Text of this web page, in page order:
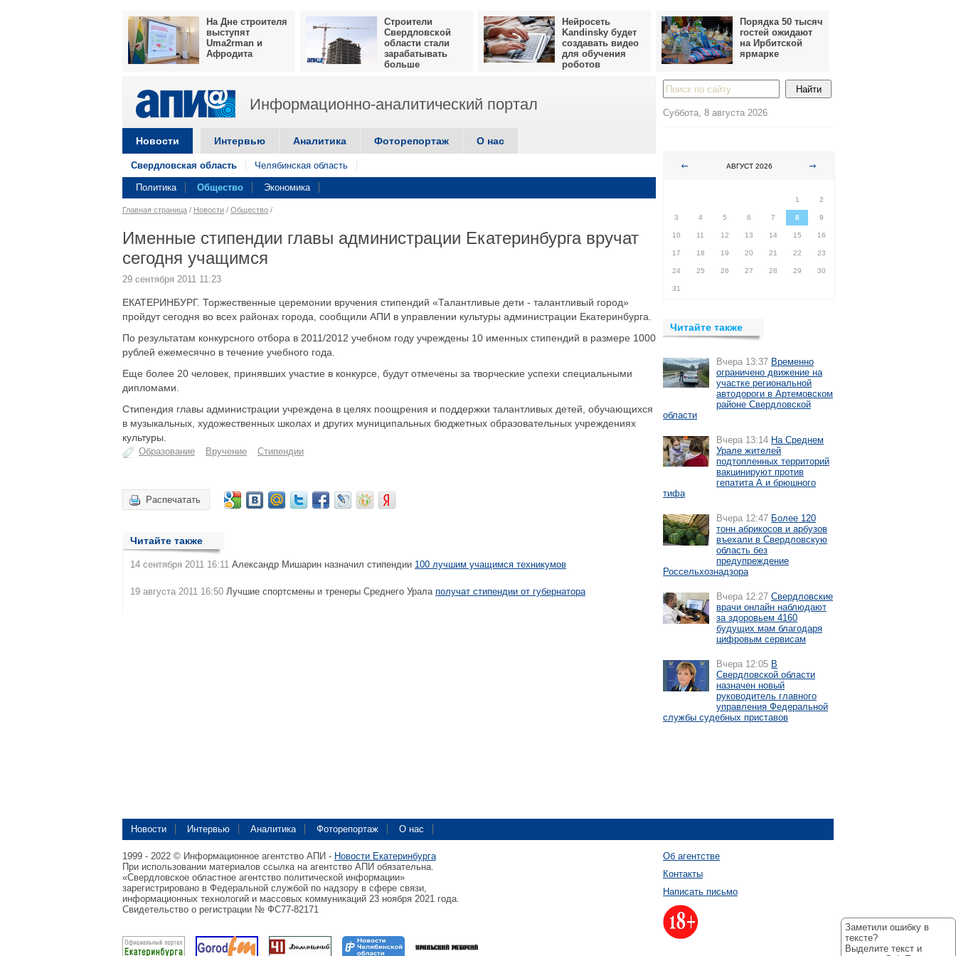
На Дне строителя
выступят
Uma2rman и
Афродита
Строители
Свердловской
области стали
зарабатывать
больше
Нейросеть
Kandinsky будет
создавать видео
для обучения
роботов
Порядка 50 тысяч
гостей ожидают
на Ирбитской
ярмарке
Информационно-аналитический портал
Новости Интервью Аналитика Фоторепортаж О нас
Свердловская область Челябинская область
Политика Общество Экономика
Главная страница / Новости / Общество /
Именные стипендии главы администрации Екатеринбурга вручат
сегодня учащимся
29 сентября 2011 11:23
ЕКАТЕРИНБУРГ. Торжественные церемонии вручения стипендий «Талантливые дети - талантливый город»
пройдут сегодня во всех районах города, сообщили АПИ в управлении культуры администрации Екатеринбурга.
По результатам конкурсного отбора в 2011/2012 учебном году учреждены 10 именных стипендий в размере 1000
рублей ежемесячно в течение учебного года.
Еще более 20 человек, принявших участие в конкурсе, будут отмечены за творческие успехи специальными
дипломами.
Стипендия главы администрации учреждена в целях поощрения и поддержки талантливых детей, обучающихся
в музыкальных, художественных школах и других муниципальных бюджетных образовательных учреждениях
культуры.
Образование Вручение Стипендии
Распечатать
Читайте также
14 сентября 2011 16:11 Александр Мишарин назначил стипендии 100 лучшим учащимся техникумов
19 августа 2011 16:50 Лучшие спортсмены и тренеры Среднего Урала получат стипендии от губернатора
Суббота, 8 августа 2026
АВГУСТ 2026
1
2
3 4 5 6 7 8 9
10 11 12 13 14 15 16
17 18 19 20 21 22 23
24 25 26 27 28 29 30
31
Читайте также
Вчера 13:37 Временно
ограничено движение на
участке региональной
автодороги в Артемовском
районе Свердловской
области
Вчера 13:14 На Среднем
Урале жителей
подтопленных территорий
вакцинируют против
гепатита А и брюшного
тифа
Вчера 12:47 Более 120
тонн абрикосов и арбузов
въехали в Свердловскую
область без
предупреждение
Россельхознадзора
Вчера 12:27 Свердловские
врачи онлайн наблюдают
за здоровьем 4160
будущих мам благодаря
цифровым сервисам
Вчера 12:05 В
Свердловской области
назначен новый
руководитель главного
управления Федеральной
службы судебных приставов
Новости Интервью Аналитика Фоторепортаж О нас
1999 - 2022 © Информационное агентство АПИ - Новости Екатеринбурга
При использовании материалов ссылка на агентство АПИ обязательна.
«Свердловское областное агентство политической информации»
зарегистрировано в Федеральной службой по надзору в сфере связи,
информационных технологий и массовых коммуникаций 23 ноября 2021 года.
Свидетельство о регистрации № ФС77-82171
Об агентстве
Контакты
Написать письмо
Заметили ошибку в
тексте?
Выделите текст и